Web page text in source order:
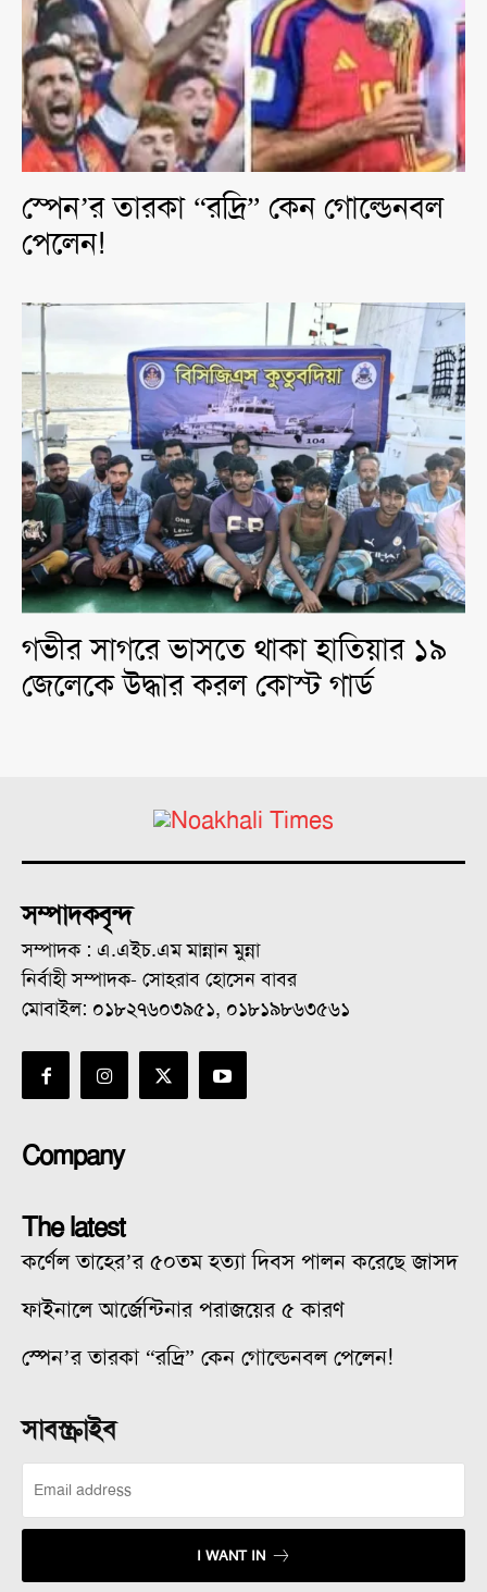
স্পেন’র তারকা “রদ্রি” কেন গোল্ডেনবল
পেলেন!
গভীর সাগরে ভাসতে থাকা হাতিয়ার ১৯
জেলেকে উদ্ধার করল কোস্ট গার্ড
সম্পাদকবৃন্দ
সম্পাদক : এ.এইচ.এম মান্নান মুন্না
নির্বাহী সম্পাদক- সোহরাব হোসেন বাবর
মোবাইল: ০১৮২৭৬০৩৯৫১, ০১৮১৯৮৬৩৫৬১
Company
The latest
কর্ণেল তাহের’র ৫০তম হত্যা দিবস পালন করেছে জাসদ
ফাইনালে আর্জেন্টিনার পরাজয়ের ৫ কারণ
স্পেন’র তারকা “রদ্রি” কেন গোল্ডেনবল পেলেন!
সাবস্ক্রাইব
I WANT IN